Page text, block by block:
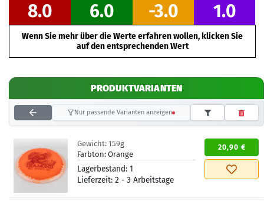
8.0 6.0 -3.0 1.0
Wenn Sie mehr über die Werte erfahren wollen, klicken Sie
auf den entsprechenden Wert
PRODUKTVARIANTEN
Nur passende Varianten anzeigen
Gewicht: 159g
Farbton: Orange
Lagerbestand: 1
Lieferzeit: 2 - 3 Arbeitstage
20,90 €